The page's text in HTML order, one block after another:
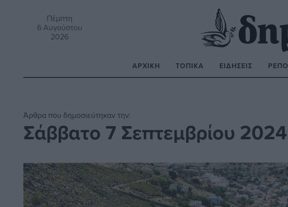
Πέμπτη
6 Αυγούστου
2026
ΑΡΧΙΚΉ ΤΟΠΙΚΆ ΕΙΔΉΣΕΙΣ
Άρθρα που δημοσιεύτηκαν την:
Σάββατο 7 Σεπτεμβρίου 2024